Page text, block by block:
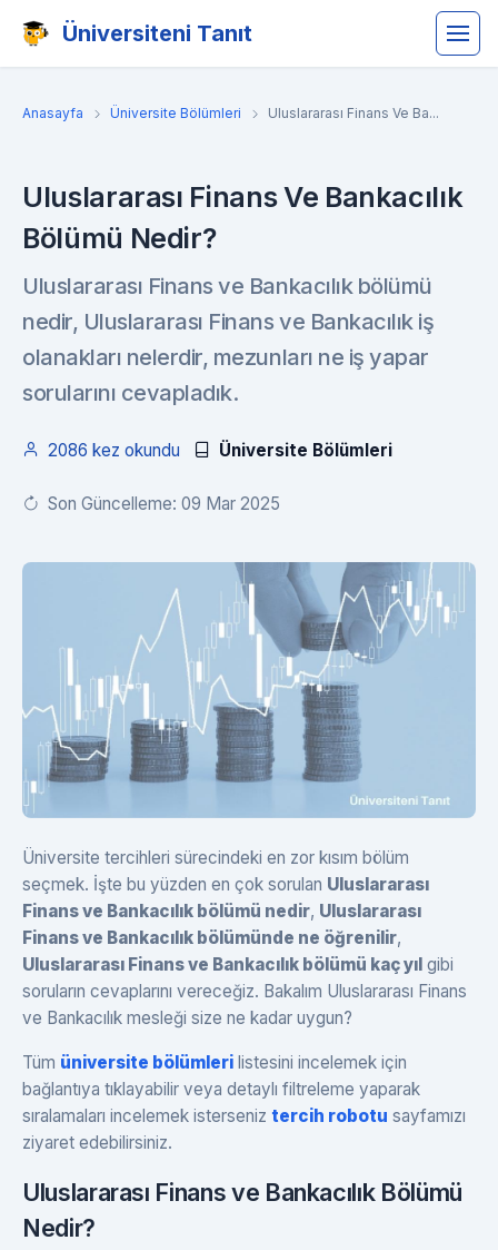
Üniversiteni Tanıt
Anasayfa Üniversite Bölümleri Uluslararası Finans Ve Ba...
Uluslararası Finans Ve Bankacılık
Bölümü Nedir?
Uluslararası Finans ve Bankacılık bölümü
nedir, Uluslararası Finans ve Bankacılık iş
olanakları nelerdir, mezunları ne iş yapar
sorularını cevapladık.
2086 kez okundu Üniversite Bölümleri
Son Güncelleme: 09 Mar 2025
Üniversite tercihleri sürecindeki en zor kısım bölüm
seçmek. İşte bu yüzden en çok sorulan Uluslararası
Finans ve Bankacılık bölümü nedir, Uluslararası
Finans ve Bankacılık bölümünde ne öğrenilir,
Uluslararası Finans ve Bankacılık bölümü kaç yıl gibi
soruların cevaplarını vereceğiz. Bakalım Uluslararası Finans
ve Bankacılık mesleği size ne kadar uygun?
Tüm üniversite bölümleri listesini incelemek için
bağlantıya tıklayabilir veya detaylı filtreleme yaparak
sıralamaları incelemek isterseniz tercih robotu sayfamızı
ziyaret edebilirsiniz.
Uluslararası Finans ve Bankacılık Bölümü
Nedir?